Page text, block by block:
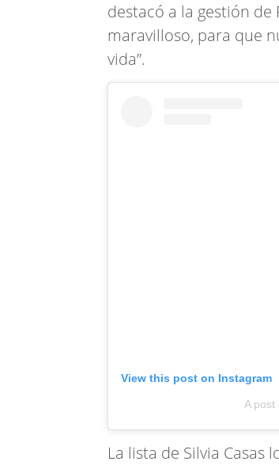
destacó a la gestión
maravilloso, para que
vida”.
View this post on Instagram
A post
La lista de Silvia Casas